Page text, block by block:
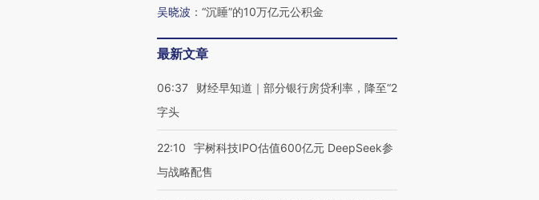
吴晓波 ： “沉睡”的10万亿元公积金
最新文章
06:37
财经早知道｜部分银行房贷利率，降至“2
字头
22:10
宇树科技IPO估值600亿元 DeepSeek参
与战略配售